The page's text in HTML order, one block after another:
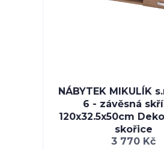
NÁBYTEK MIKULÍK
6 - závěsná
120x32.5x50cm
skořice
3 770 Kč